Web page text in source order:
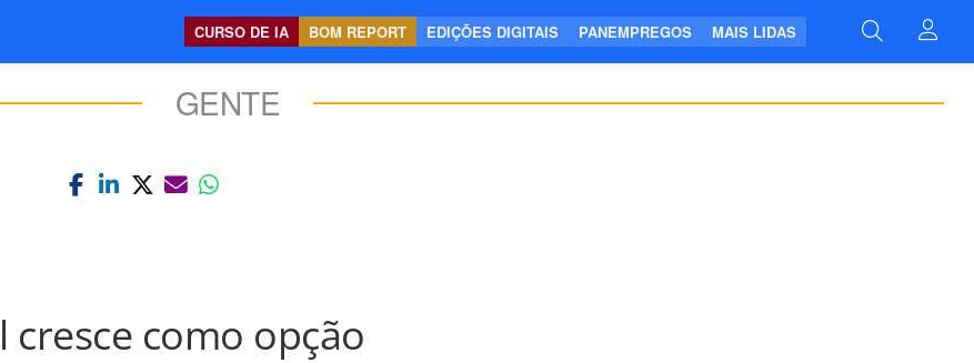
CURSO DE IA BOM REPORT EDIÇÕES DIGITAIS PANEMPREGOS MAIS LIDAS
GENTE
como opção